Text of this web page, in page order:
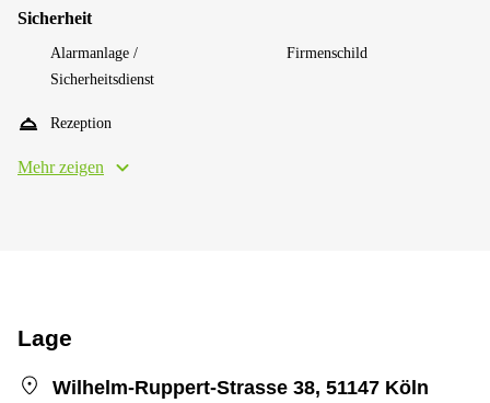
Sicherheit
Alarmanlage /
Sicherheitsdienst
Firmenschild
Rezeption
Mehr zeigen
Lage
Wilhelm-Ruppert-Strasse 38, 51147 Köln